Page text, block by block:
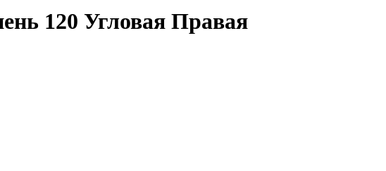
120 Угловая Правая